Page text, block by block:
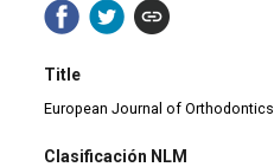
Title
European Journal of Orthodontics
Clasificación NLM